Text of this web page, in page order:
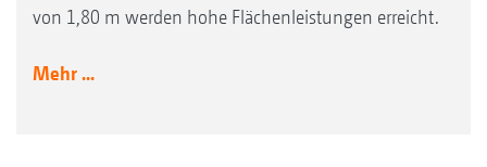
von 1,80 m werden hohe Flächenleistungen erreicht.
Mehr ...